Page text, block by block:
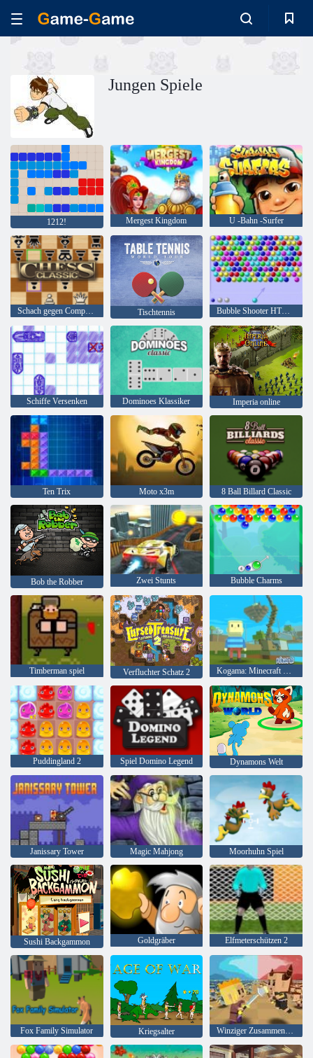
Jungen Spiele
1212! Mergest Kingdom U -Bahn -Surfer
Schach gegen Computer Tischtennis Bubble Shooter HTML5
Schiffe Versenken Dominoes Klassiker Imperia online
Ten Trix Moto x3m 8 Ball Billard Classic
Bob the Robber Zwei Stunts Bubble Charms
Timberman spiel Verfluchter Schatz 2 Kogama: Minecraft Sky Land
Puddingland 2 Spiel Domino Legend Dynamons Welt
Janissary Tower Magic Mahjong Moorhuhn Spiel
Sushi Backgammon Goldgräber Elfmeterschützen 2
Fox Family Simulator Kriegsalter Winziger Zusammenstoß